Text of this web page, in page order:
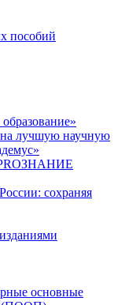
пособий
лучшую научную
сохраняя
основные